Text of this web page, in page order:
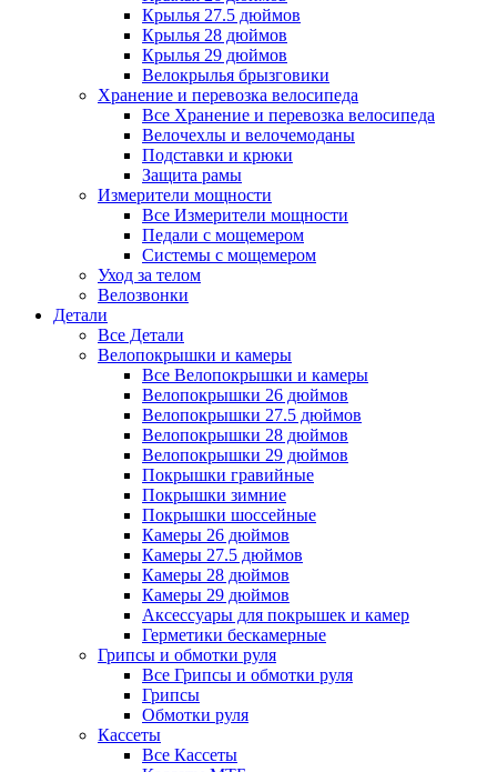
Крылья 27.5 дюймов
Крылья 28 дюймов
Крылья 29 дюймов
Велокрылья брызговики
Хранение и перевозка велосипеда
Все Хранение и перевозка велосипеда
Велочехлы и велочемоданы
Подставки и крюки
Защита рамы
Измерители мощности
Все Измерители мощности
Педали с мощемером
Системы с мощемером
Уход за телом
Велозвонки
Детали
Все Детали
Велопокрышки и камеры
Все Велопокрышки и камеры
Велопокрышки 26 дюймов
Велопокрышки 27.5 дюймов
Велопокрышки 28 дюймов
Велопокрышки 29 дюймов
Покрышки гравийные
Покрышки зимние
Покрышки шоссейные
Камеры 26 дюймов
Камеры 27.5 дюймов
Камеры 28 дюймов
Камеры 29 дюймов
Аксессуары для покрышек и камер
Герметики бескамерные
Грипсы и обмотки руля
Все Грипсы и обмотки руля
Грипсы
Обмотки руля
Кассеты
Все Кассеты